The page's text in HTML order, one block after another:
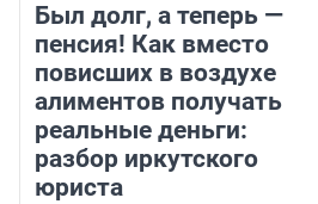
Был долг, а теперь —
пенсия! Как вместо
повисших в воздухе
алиментов получать
реальные деньги:
разбор иркутского
юриста